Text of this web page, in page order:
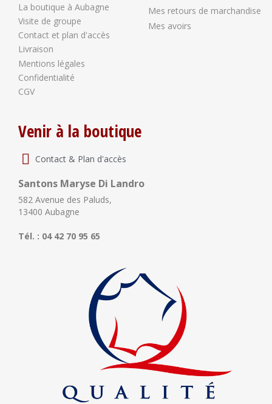
La boutique à Aubagne
Visite de groupe
Contact et plan d'accès
Livraison
Mentions légales
Confidentialité
CGV
Mes retours de marchandise
Mes avoirs
Venir à la boutique
Contact & Plan d'accès
Santons Maryse Di Landro
582 Avenue des Paluds,
13400 Aubagne
Tél. : 04 42 70 95 65